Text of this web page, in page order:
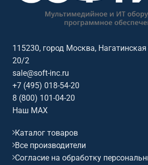
115230, город Москва,
20/2
sale@soft-inc.ru
+7 (495) 018-54-20
8 (800) 101-04-20
Наш MAX
Каталог товаров
Все производители
Согласие на обработку